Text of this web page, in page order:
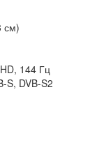
см)
144 Гц
S, DVB-S2